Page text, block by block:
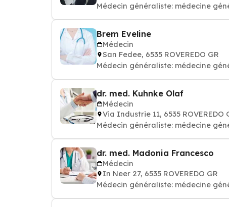
Médecin généraliste: médecine
Brem Eveline
Médecin
San Fedee, 6535 ROVEREDO GR
Médecin généraliste: médecine
dr. med. Kuhnke Olaf
Médecin
Via Industrie 11, 6535 ROVEREDO
Médecin généraliste: médecine
dr. med. Madonia Francesco
Médecin
In Neer 27, 6535 ROVEREDO GR
Médecin généraliste: médecine